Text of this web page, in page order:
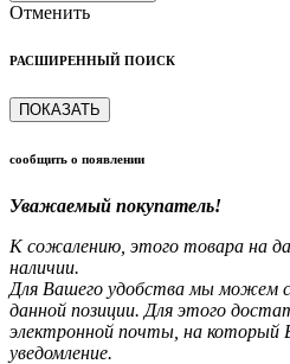
Отменить
РАСШИРЕННЫЙ ПОИСК
ПОКАЗАТЬ
сообщить о появлении
Уважаемый покупатель!
К сожалению, этого товара на
наличии.
Для Вашего удобства мы можем
данной позиции. Для этого
электронной почты, на
уведомление.